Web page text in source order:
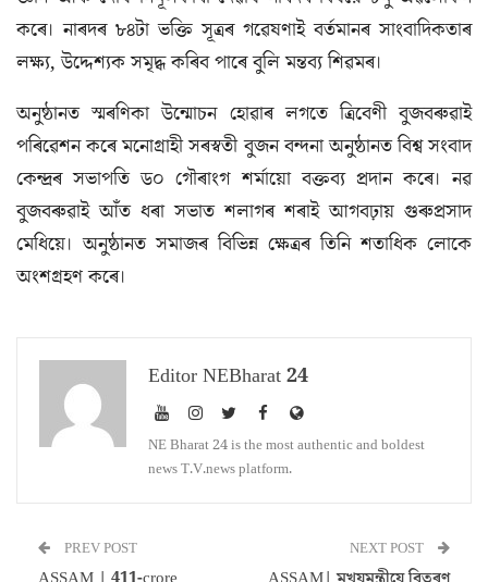
কৰে। নাৰদৰ ৮৪টা ভক্তি সূত্ৰৰ গৱেষণাই বৰ্তমানৰ সাংবাদিকতাৰ
লক্ষ্য, উদ্দেশ্যক সমৃদ্ধ কৰিব পাৰে বুলি মন্তব্য শিৱমৰ।
অনুষ্ঠানত স্মৰণিকা উন্মোচন হোৱাৰ লগতে ত্ৰিবেণী বুজবৰুৱাই
পৰিৱেশন কৰে মনোগ্ৰাহী সৰস্বতী বুজন বন্দনা অনুষ্ঠানত বিশ্ব সংবাদ
কেন্দ্ৰৰ সভাপতি ড০ গৌৰাংগ শৰ্মায়ো বক্তব্য প্ৰদান কৰে। নৱ
বুজবৰুৱাই আঁত ধৰা সভাত শলাগৰ শৰাই আগবঢ়ায় গুৰুপ্ৰসাদ
মেধিয়ে। অনুষ্ঠানত সমাজৰ বিভিন্ন ক্ষেত্ৰৰ তিনি শতাধিক লোকে
অংশগ্ৰহণ কৰে।
Editor NEBharat 24
NE Bharat 24 is the most authentic and boldest
news T.V.news platform.
PREV POST NEXT POST